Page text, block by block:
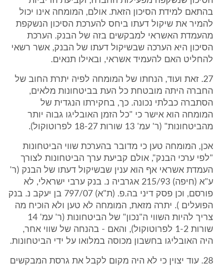
בהתאם למידת הסיכון הזאת. אולם, המומחה אינו יכול
להמיר את שיקול דעתו ביחס להערכת הסיכון הנשקפת
מהעמדת האשראי למבקשים בזה של הבנק. הערכת
הסיכון היא הערכה שבשיקול דעתו של הבנק, אשר רשאי
להחליט האם להעמיד אשראי, ובאילו תנאים.
27. זאת ועוד, הנחתו של המומחה לפיה יתרת החוב של
החברה היתה מובטחת כל העת בביטחונות מלאים,
הסתברה כבלתי נכונה. כך, בחקירתו הנגדית של
המומחה הוא אישר כי "כל הזמן האובליגו גבוה יותר
מהביטחונות" (ר' עמ' 13 שורות 18-27 לפרוטוקול).
אכן, המומחה טען כי מדובר בהערכת שווי הביטחונות
"לפי ערכי הבנק", אולם קביעת ערך הביטחונות לצורך
העמדת אשראי אף הוא ענין שבשיקול דעתו של הבנק (ר'
ע"א (חיפה) 215/93 אגרביה נ. בנק ערבי ישראלי, לא
פורסם, וכן פסק דיני בה.פ. (ת"א) 797/07 בן יעקב נ. בנק
הפועלים ). יתרה מזאת, המומחה לא טען ולא הוכיח מה
צריך להיות השווי ה"נכון" של הביטחונות (ר' עמ' 14
שורות 1-2 לפרוטוקול), והאם - בהנחה של שווי אחר,
היה האובליגו בחשבון מכוסה במלואו על ידי הביטחונות.
28. עוד יצוין כי לא היה מקום לקבל את גרסת המבקשים